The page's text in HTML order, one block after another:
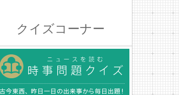
クイズコーナー